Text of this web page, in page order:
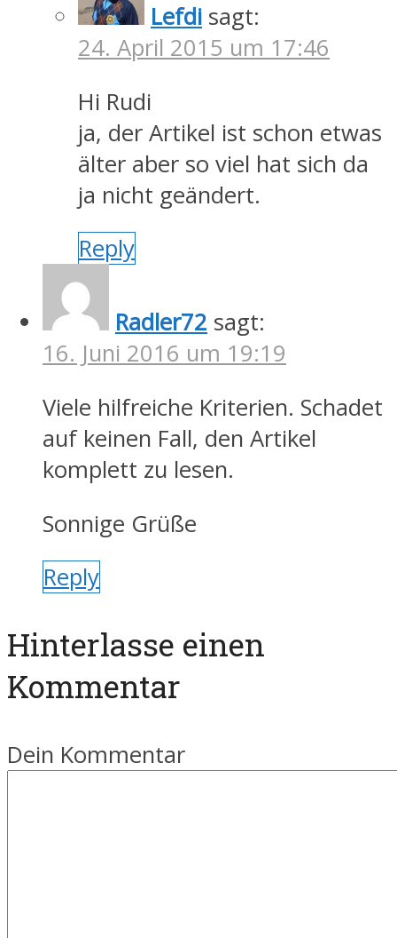
Lefdi sagt:
24. April 2015 um 17:46
Hi Rudi
ja, der Artikel ist schon etwas
älter aber so viel hat sich da
ja nicht geändert.
Reply
Radler72 sagt:
16. Juni 2016 um 19:19
Viele hilfreiche Kriterien. Schadet
auf keinen Fall, den Artikel
komplett zu lesen.
Sonnige Grüße
Reply
Hinterlasse einen
Kommentar
Dein Kommentar